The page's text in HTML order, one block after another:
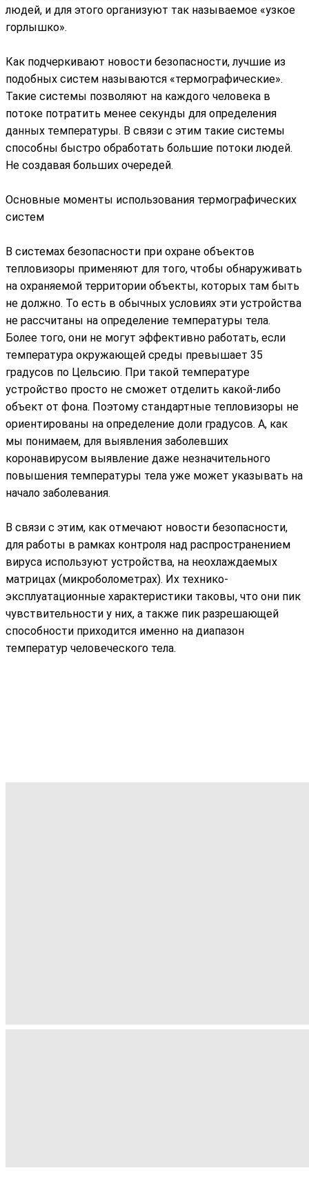
людей, и для этого организуют так называемое «узкое
горлышко».
Как подчеркивают новости безопасности, лучшие из
подобных систем называются «термографические».
Такие системы позволяют на каждого человека в
потоке потратить менее секунды для определения
данных температуры. В связи с этим такие системы
способны быстро обработать большие потоки людей.
Не создавая больших очередей.
Основные моменты использования термографических
систем
В системах безопасности при охране объектов
тепловизоры применяют для того, чтобы обнаруживать
на охраняемой территории объекты, которых там быть
не должно. То есть в обычных условиях эти устройства
не рассчитаны на определение температуры тела.
Более того, они не могут эффективно работать, если
температура окружающей среды превышает 35
градусов по Цельсию. При такой температуре
устройство просто не сможет отделить какой-либо
объект от фона. Поэтому стандартные тепловизоры не
ориентированы на определение доли градусов. А, как
мы понимаем, для выявления заболевших
коронавирусом выявление даже незначительного
повышения температуры тела уже может указывать на
начало заболевания.
В связи с этим, как отмечают новости безопасности,
для работы в рамках контроля над распространением
вируса используют устройства, на неохлаждаемых
матрицах (микроболометрах). Их технико-
эксплуатационные характеристики таковы, что они пик
чувствительности у них, а также пик разрешающей
способности приходится именно на диапазон
температур человеческого тела.